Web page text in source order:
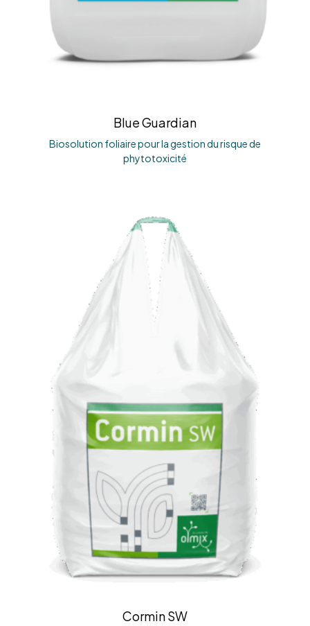
Blue Guardian
Biosolution foliaire pour la gestion du risque de
phytotoxicité
Cormin SW